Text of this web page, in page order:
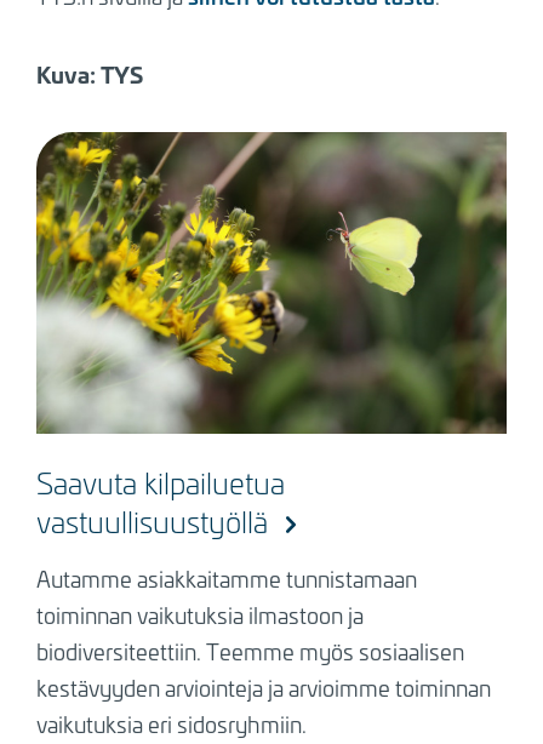
Kuva: TYS
Saavuta kilpailuetua
vastuullisuustyöllä
Autamme asiakkaitamme tunnistamaan
toiminnan vaikutuksia ilmastoon ja
biodiversiteettiin. Teemme myös sosiaalisen
kestävyyden arviointeja ja arvioimme toiminnan
vaikutuksia eri sidosryhmiin.